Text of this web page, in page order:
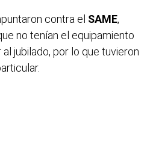
contra el SAME,
no tenían el equipamiento
jubilado, por lo que tuvieron